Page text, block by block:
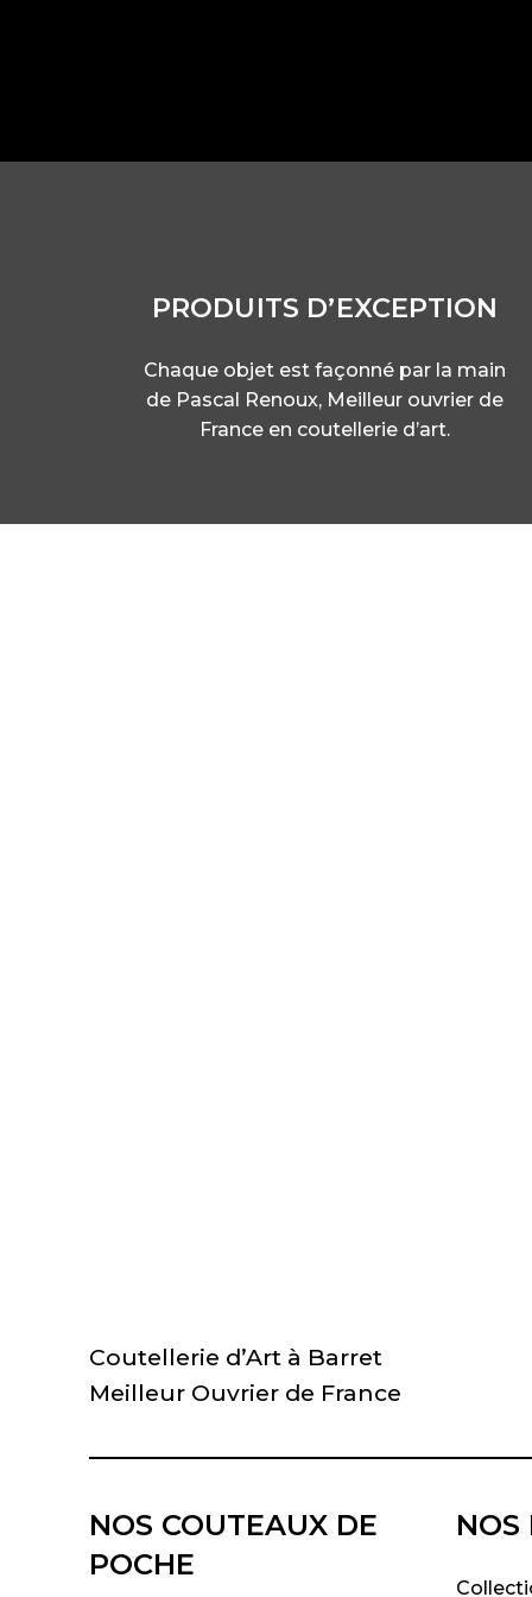
PRODUITS D’EXCEPTION
Chaque objet est façonné par la main
de Pascal Renoux, Meilleur ouvrier de
France en coutellerie d’art.
Coutellerie d’Art à Barret
Meilleur Ouvrier de France
NOS COUTEAUX DE
POCHE
NOS